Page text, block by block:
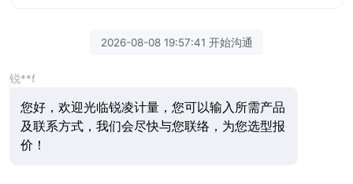
2026-08-08 19:57:41 开始沟通
锐**f
您好，欢迎光临锐凌计量，您可以输入所需产品
及联系方式，我们会尽快与您联络，为您选型报
价！